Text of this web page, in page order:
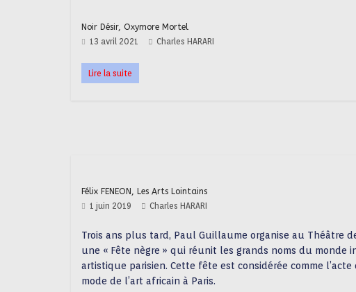
Noir Désir, Oxymore Mortel
13 avril 2021 Charles HARARI
Lire la suite
Félix FENEON, Les Arts Lointains
1 juin 2019 Charles HARARI
Trois ans plus tard, Paul Guillaume organise au Théâtre
une « Fête nègre » qui réunit les grands noms du monde
artistique parisien. Cette fête est considérée comme l’acte
mode de l’art africain à Paris.